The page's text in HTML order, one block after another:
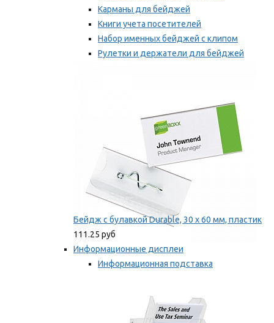
Карманы для бейджей
Книги учета посетителей
Набор именных бейджей с клипом
Рулетки и держатели для бейджей
Бейдж с булавкой Durable, 30 х 60 мм, пластик
111.25 руб
Информационные дисплеи
Информационная подставка